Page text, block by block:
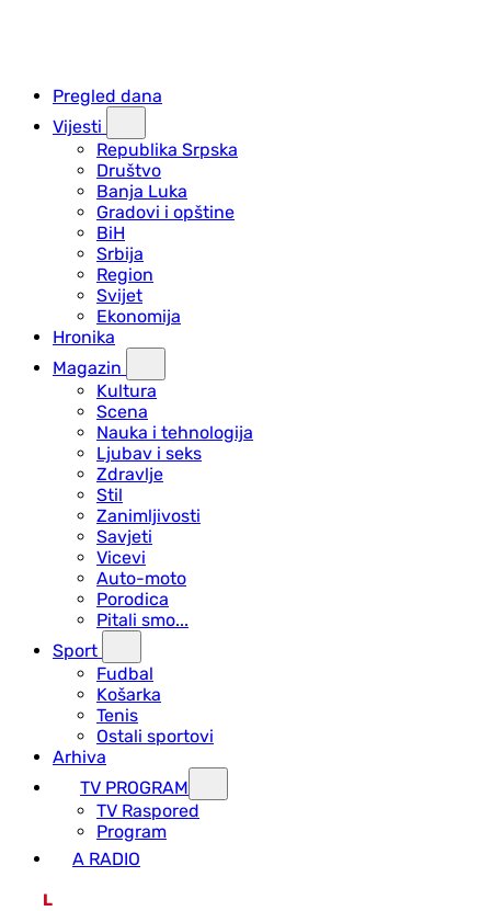
Pregled dana
Vijesti
Republika Srpska
Društvo
Banja Luka
Gradovi i opštine
BiH
Srbija
Region
Svijet
Ekonomija
Hronika
Magazin
Kultura
Scena
Nauka i tehnologija
Ljubav i seks
Zdravlje
Stil
Zanimljivosti
Savjeti
Vicevi
Auto-moto
Porodica
Pitali smo...
Sport
Fudbal
Košarka
Tenis
Ostali sportovi
Arhiva
TV PROGRAM
ТV Raspored
Program
A RADIO
L